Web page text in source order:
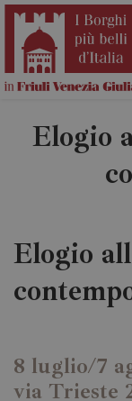
Elogio
Elogio
8 luglio/7
via Trieste